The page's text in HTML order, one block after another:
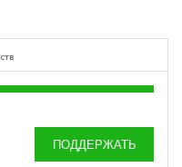
ПОДДЕРЖАТЬ